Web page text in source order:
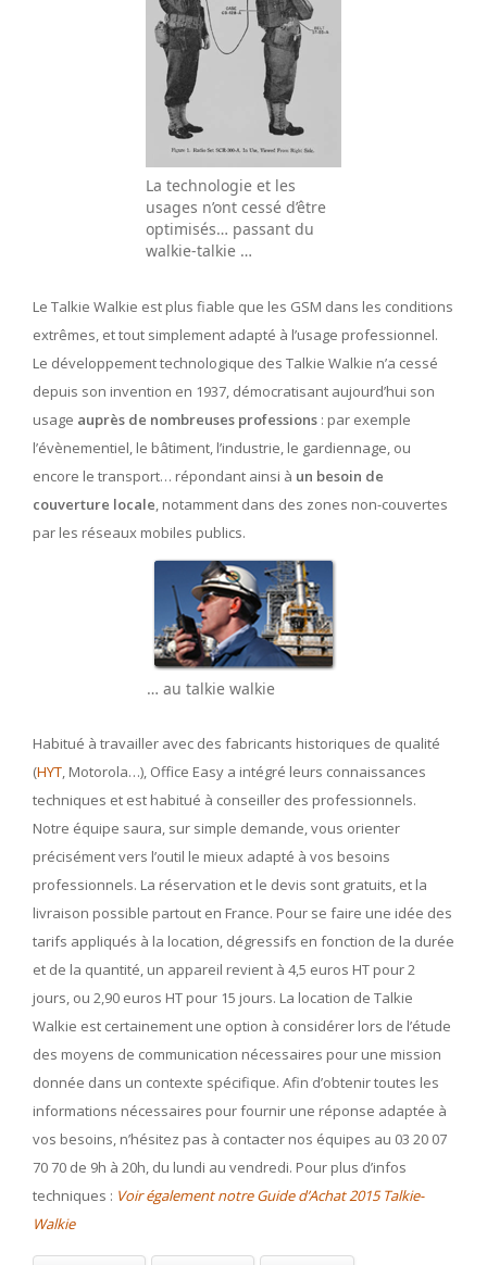
La technologie et les
usages n’ont cessé d’être
optimisés… passant du
walkie-talkie …
Le Talkie Walkie est plus fiable que les GSM dans les conditions
extrêmes, et tout simplement adapté à l’usage professionnel.
Le développement technologique des Talkie Walkie n’a cessé
depuis son invention en 1937, démocratisant aujourd’hui son
usage auprès de nombreuses professions : par exemple
l’évènementiel, le bâtiment, l’industrie, le gardiennage, ou
encore le transport… répondant ainsi à un besoin de
couverture locale , notamment dans des zones non-couvertes
par les réseaux mobiles publics.
… au talkie walkie
Habitué à travailler avec des fabricants historiques de qualité
(HYT, Motorola…), Office Easy a intégré leurs connaissances
techniques et est habitué à conseiller des professionnels.
Notre équipe saura, sur simple demande, vous orienter
précisément vers l’outil le mieux adapté à vos besoins
professionnels. La réservation et le devis sont gratuits, et la
livraison possible partout en France. Pour se faire une idée des
tarifs appliqués à la location, dégressifs en fonction de la durée
et de la quantité, un appareil revient à 4,5 euros HT pour 2
jours, ou 2,90 euros HT pour 15 jours. La location de Talkie
Walkie est certainement une option à considérer lors de l’étude
des moyens de communication nécessaires pour une mission
donnée dans un contexte spécifique. Afin d’obtenir toutes les
informations nécessaires pour fournir une réponse adaptée à
vos besoins, n’hésitez pas à contacter nos équipes au 03 20 07
70 70 de 9h à 20h, du lundi au vendredi. Pour plus d’infos
techniques : Voir également notre Guide d’Achat 2015 Talkie-
Walkie